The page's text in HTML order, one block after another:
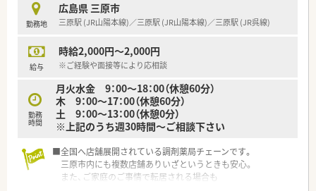
勤務地
広島県 三原市
三原駅 (JR山陽本線)／三原駅 (JR山陽本線)／三原駅 (JR呉線)
給与
時給2,000円～2,000円
※ご経験や面接等により応相談
勤務
時間
月火水金 9：00～18：00（休憩60分）
木 9：00～17：00（休憩60分）
土 9：00～13：00（休憩0分）
※上記のうち週30時間～ご相談下さい
■全国へ店舗展開されている調剤薬局チェーンです。
三原市内にも複数店舗ありいざというときも安心。
また、ご家庭のご事情で転居される場合も